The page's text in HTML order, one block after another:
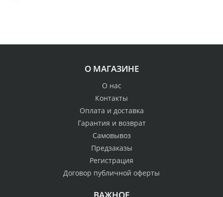
О МАГАЗИНЕ
О нас
Контакты
Оплата и доставка
Гарантия и возврат
Самовывоз
Предзаказы
Регистрация
Договор публичной оферты
ВАЖНОЕ